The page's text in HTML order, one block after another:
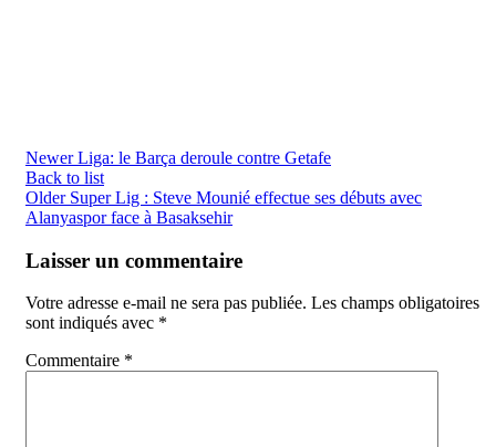
Newer Liga: le Barça deroule contre Getafe
Back to list
Older Super Lig : Steve Mounié effectue ses débuts avec
Alanyaspor face à Basaksehir
Laisser un commentaire
Votre adresse e-mail ne sera pas publiée. Les champs obligatoires
sont indiqués avec *
Commentaire *